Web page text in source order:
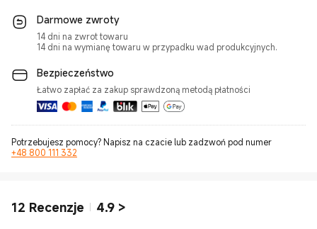
Darmowe zwroty
14 dni na zwrot towaru
14 dni na wymianę towaru w przypadku wad produkcyjnych.
Bezpieczeństwo
Łatwo zapłać za zakup sprawdzoną metodą płatności
Potrzebujesz pomocy? Napisz na czacie lub zadzwoń pod numer
+48 800 111 332
12 Recenzje 4.9 >